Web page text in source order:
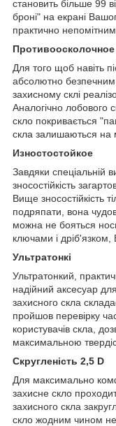
становить більше 99
броні" на екрані
практично непомітним.
Противоосколочное
Для того щоб навіть
абсолютно безпечним
захисному склі
Аналогічно лобового
скло покривається
скла залишаються на
Изностостойкое
Завдяки спеціальній
зносостійкість
Вище зносостійкість
подряпати, вона
можна не бояться
ключами і
Ультратонкі
Ультратонкий,
надійний аксесуар
захисного скла
пройшов перевірку
користувачів скла,
максимальною
Скругленість 2,5 D
Для максимально
захисне скло
захисного скла
скло жодним чином не